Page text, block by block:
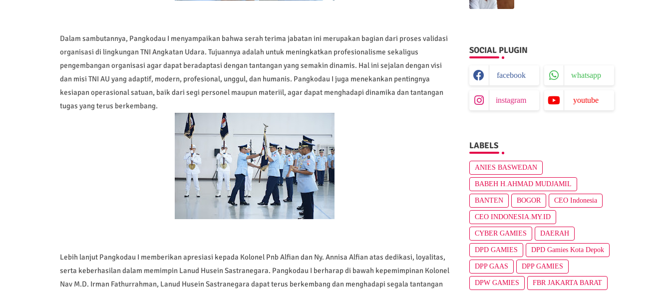
Dalam sambutannya, Pangkodau I menyampaikan bahwa serah terima jabatan ini merupakan bagian dari proses validasi
organisasi di lingkungan TNI Angkatan Udara. Tujuannya adalah untuk meningkatkan profesionalisme sekaligus
pengembangan organisasi agar dapat beradaptasi dengan tantangan yang semakin dinamis. Hal ini sejalan dengan visi
dan misi TNI AU yang adaptif, modern, profesional, unggul, dan humanis. Pangkodau I juga menekankan pentingnya
kesiapan operasional satuan, baik dari segi personel maupun materiil, agar dapat menghadapi dinamika dan tantangan
tugas yang terus berkembang.
Lebih lanjut Pangkodau I memberikan apresiasi kepada Kolonel Pnb Alfian dan Ny. Annisa Alfian atas dedikasi, loyalitas,
serta keberhasilan dalam memimpin Lanud Husein Sastranegara. Pangkodau I berharap di bawah kepemimpinan Kolonel
Nav M.D. Irman Fathurrahman, Lanud Husein Sastranegara dapat terus berkembang dan menghadapi segala tantangan
SOCIAL PLUGIN
facebook whatsapp
instagram youtube
LABELS
ANIES BASWEDAN
BABEH H.AHMAD MUDJAMIL
BANTEN BOGOR CEO Indonesia
CEO INDONESIA.MY.ID
CYBER GAMIES DAERAH
DPD GAMIES DPD Gamies Kota Depok
DPP GAAS DPP GAMIES
DPW GAMIES FBR JAKARTA BARAT